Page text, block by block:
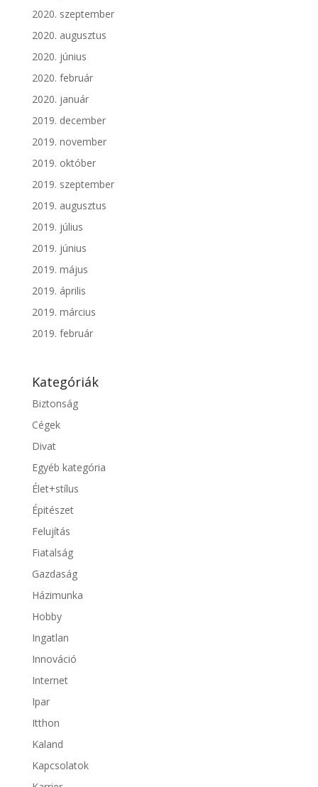
2020. szeptember
2020. augusztus
2020. június
2020. február
2020. január
2019. december
2019. november
2019. október
2019. szeptember
2019. augusztus
2019. július
2019. június
2019. május
2019. április
2019. március
2019. február
Kategóriák
Biztonság
Cégek
Divat
Egyéb kategória
Élet+stílus
Épitészet
Felujítás
Fiatalság
Gazdaság
Házimunka
Hobby
Ingatlan
Innováció
Internet
Ipar
Itthon
Kaland
Kapcsolatok